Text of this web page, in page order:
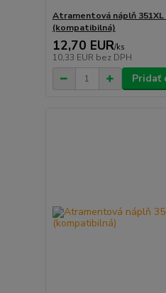
Atramentová náplň 351XL
(kompatibilná)
12,70 EUR/ks
10,33 EUR bez DPH
Pridať